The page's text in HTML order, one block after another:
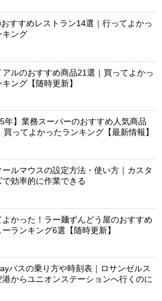
すすめレストラン14選｜行ってよかっ
キング
アルのおすすめ商品21選｜買ってよかっ
ング【随時更新】
年】業務スーパーのおすすめ人気商品
買ってよかったランキング【最新情報】
ールマウスの設定方法・使い方｜カスタ
で効率的に作業できる
よかった！ラー麺ずんどう屋のおすすめ
ーランキング6選【随時更新】
バスの乗り方や時刻表｜ロサンゼルス
港からユニオンステーションへ行くのに